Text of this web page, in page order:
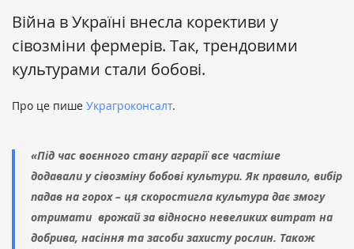
Війна в Україні внесла корективи у
сівозміни фермерів. Так, трендовими
культурами стали бобові.
Про це пише Украгроконсалт.
«Під час воєнного стану аграрії все частіше
додавали у сівозміну бобові культури. Як правило, вибір
падав на горох – ця скоростигла культура дає змогу
отримати врожай за відносно невеликих витрат на
добрива, насіння та засоби захисту рослин. Також